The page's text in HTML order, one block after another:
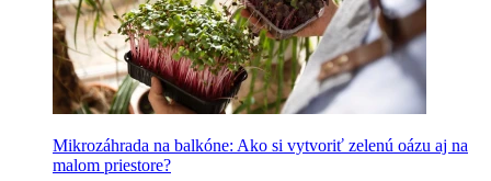
Mikrozáhrada na balkóne: Ako si vytvoriť zelenú oázu aj na
malom priestore?